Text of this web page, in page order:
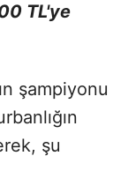
TL'ye
şampiyonu
şu